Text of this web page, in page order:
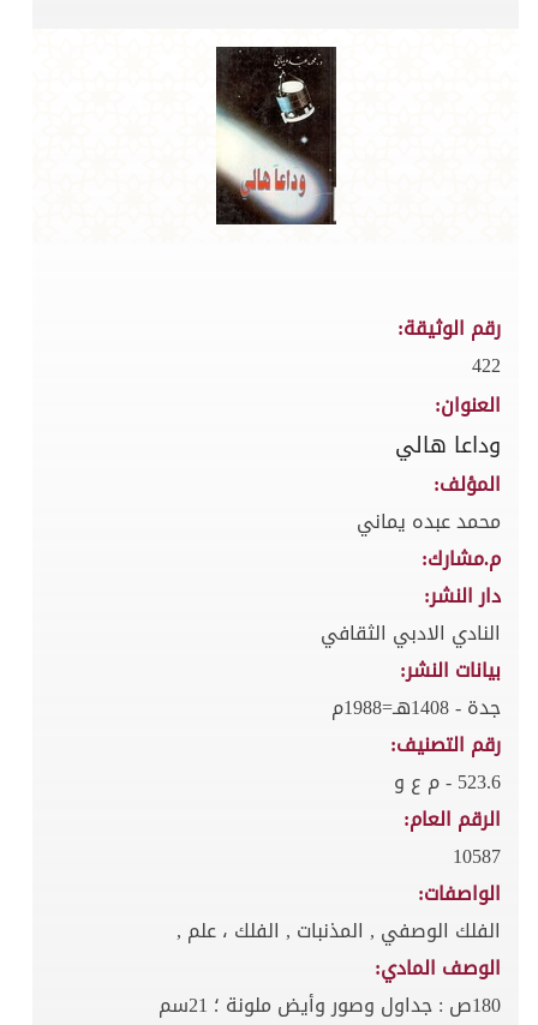
رقم الوثيقة:
422
العنوان:
وداعا هالي
المؤلف:
محمد عبده يماني
م.مشارك:
دار النشر:
النادي الادبي الثقافي
بيانات النشر:
جدة - 1408هـ=1988م
رقم التصنيف:
523.6 - م ع و
الرقم العام:
10587
الواصفات:
الفلك الوصفي , المذنبات , الفلك ، علم ,
الوصف المادي:
180ص : جداول وصور وأيض ملونة ؛ 21سم